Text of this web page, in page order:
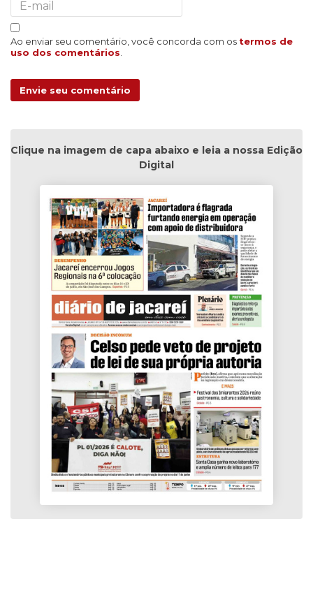
Ao enviar seu comentário, você concorda com os termos de
uso dos comentários
Envie seu comentário
Clique na imagem de capa abaixo e leia a nossa Edição
Digital